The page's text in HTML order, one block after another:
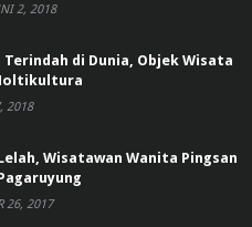
2, 2018
Terindah di Dunia, Objek Wisata
2018
Wisatawan Wanita Pingsan
26, 2017